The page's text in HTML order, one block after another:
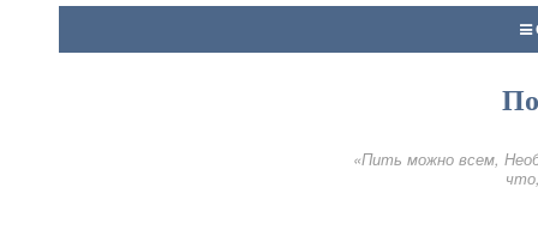
«Пить можно всем,